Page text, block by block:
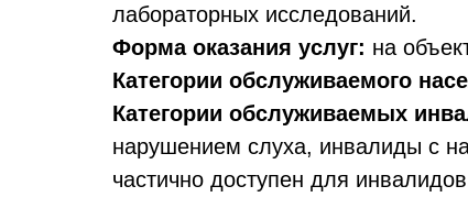
лабораторных исследований.
Форма оказания услуг: на
Категории обслуживаемого
Категории обслуживаемых
нарушением слуха, инвалиды с
частично доступен для